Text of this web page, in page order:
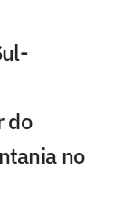
do
no